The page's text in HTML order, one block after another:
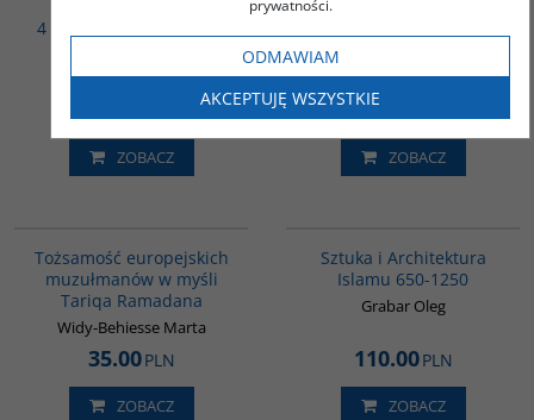
4 książki - Dzieje Persji i
PROMOCYJNY
ZOBACZ
79.00
ZOBACZ
Tożsamość europejskich
muzułmanów w myśli
Tariqa Ramadana
Widy-Behiesse Marta
35.00PLN
ZOBACZ
Sztuka i Architektura
Islamu 650-1250
Grabar Oleg
110.00PLN
ZOBACZ
prywatności.
ODMAWIAM
AKCEPTUJĘ WSZYSTKIE